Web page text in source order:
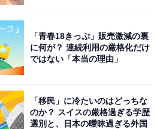
「青春18きっぷ」販売激減の裏
に何が？ 連続利用の厳格化だけ
ではない「本当の理由」
「移民」に冷たいのはどっちな
のか？ スイスの厳格過ぎる学歴
選別と、日本の曖昧過ぎる外国